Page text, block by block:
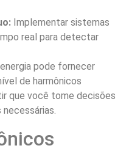
Implementar sistemas
real para detectar
pode fornecer
de harmônicos
que você tome decisões